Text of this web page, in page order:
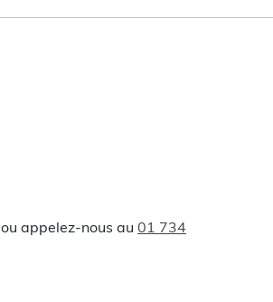
ou appelez-nous au 01 734